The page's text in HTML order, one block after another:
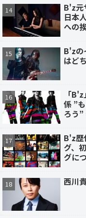
B'z元
日本
への
B'zの
はど
「
係 ”
ろう
B'z歴
グ、
グに
西川